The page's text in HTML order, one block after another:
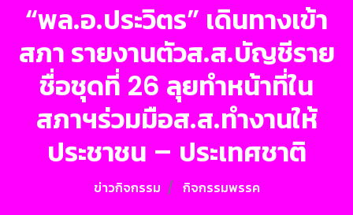
“พล.อ.ประวิตร” เดินทางเข้า
สภา รายงานตัวส.ส.บัญชีราย
ชื่อชุดที่ 26 ลุยทำหน้าที่ใน
สภาฯร่วมมือส.ส.ทำงานให้
ประชาชน – ประเทศชาติ
ข่าวกิจกรรม กิจกรรมพรรค